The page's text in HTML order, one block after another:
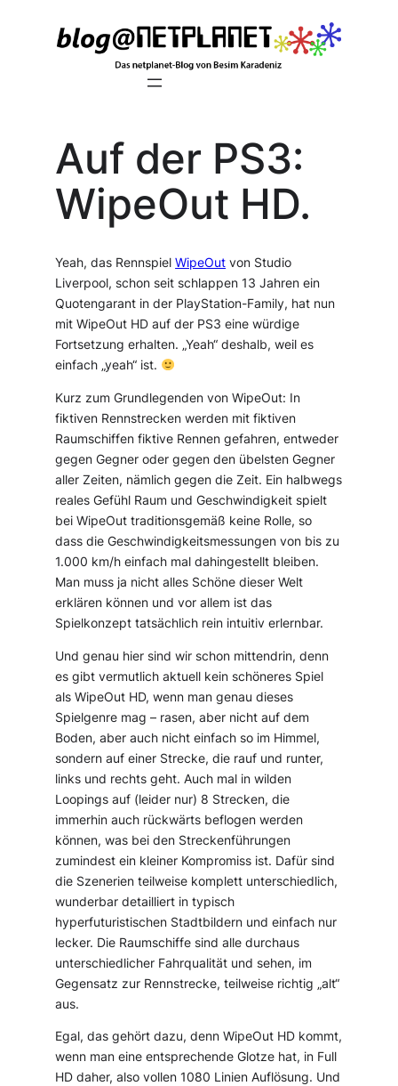
Auf der PS3:
WipeOut HD.
Yeah, das RennspielWipeOut von Studio
Liverpool, schon seit schlappen 13 Jahren ein
Quotengarant in der PlayStation-Family, hat nun
mit WipeOut HD auf der PS3 eine würdige
Fortsetzung erhalten. „Yeah“ deshalb, weil es
einfach „yeah“ ist.
Kurz zum Grundlegenden von WipeOut: In
fiktiven Rennstrecken werden mit fiktiven
Raumschiffen fiktive Rennen gefahren, entweder
gegen Gegner oder gegen den übelsten Gegner
aller Zeiten, nämlich gegen die Zeit. Ein halbwegs
reales Gefühl Raum und Geschwindigkeit spielt
bei WipeOut traditionsgemäß keine Rolle, so
dass die Geschwindigkeitsmessungen von bis zu
1.000 km/h einfach mal dahingestellt bleiben.
Man muss ja nicht alles Schöne dieser Welt
erklären können und vor allem ist das
Spielkonzept tatsächlich rein intuitiv erlernbar.
Und genau hier sind wir schon mittendrin, denn
es gibt vermutlich aktuell kein schöneres Spiel
als WipeOut HD, wenn man genau dieses
Spielgenre mag – rasen, aber nicht auf dem
Boden, aber auch nicht einfach so im Himmel,
sondern auf einer Strecke, die rauf und runter,
links und rechts geht. Auch mal in wilden
Loopings auf (leider nur) 8 Strecken, die
immerhin auch rückwärts beflogen werden
können, was bei den Streckenführungen
zumindest ein kleiner Kompromiss ist. Dafür sind
die Szenerien teilweise komplett unterschiedlich,
wunderbar detailliert in typisch
hyperfuturistischen Stadtbildern und einfach nur
lecker. Die Raumschiffe sind alle durchaus
unterschiedlicher Fahrqualität und sehen, im
Gegensatz zur Rennstrecke, teilweise richtig „alt“
aus.
Egal, das gehört dazu, denn WipeOut HD kommt,
wenn man eine entsprechende Glotze hat, in Full
HD daher, also vollen 1080 Linien Auflösung. Und